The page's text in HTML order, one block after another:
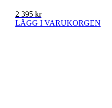
2 395 kr
LÄGG I VARUKORGEN